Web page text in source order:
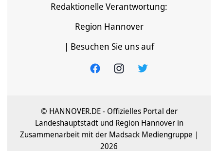
Redaktionelle Verantwortung:
Region Hannover
| Besuchen Sie uns auf
© HANNOVER.DE - Offizielles Portal der
Landeshauptstadt und Region Hannover in
Zusammenarbeit mit der Madsack Mediengruppe |
2026